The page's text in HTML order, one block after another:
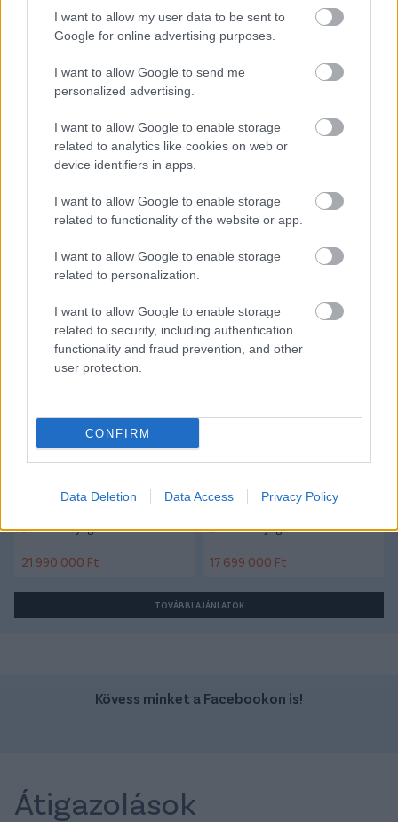
I want to allow my user data to be sent to
Google for online advertising purposes.
I want to allow Google to send me
personalized advertising.
I want to allow Google to enable storage
related to analytics like cookies on web or
device identifiers in apps.
I want to allow Google to enable storage
related to functionality of the website or app.
I want to allow Google to enable storage
related to personalization.
I want to allow Google to enable storage
related to security, including authentication
functionality and fraud prevention, and other
user protection.
CONFIRM
Data Deletion Data Access Privacy Policy
Itt állíthatod be, hogy a Csakfoci az elsők
között legyen a Google-találatokban
Tetszett a cikk? Megosztanád?
Link másolása
CÍMKÉK: #KÜLFÖLDI FOCI #REAL MADRID
#WALES
#GARETH BALE
#LOS ANGELES FC
Autópiac
Ford Tourneo
Üzemanyag: Dízel
21 990 000 Ft
Üzemanyag: Elektromos
17 699 000 Ft
TOVÁBBI AJÁNLATOK
Kövess minket a Facebookon is!
Átigazolások